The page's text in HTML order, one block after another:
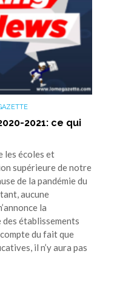
2021: ce qui
les écoles et
supérieure de notre
de la pandémie du
aucune
la
établissements
du fait que
il n’y aura pas